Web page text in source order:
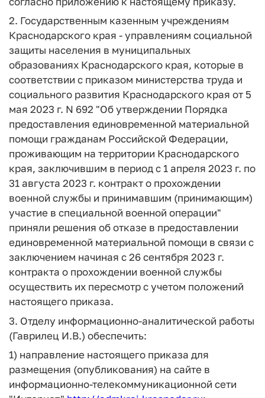
2. Государственным казенным учреждениям
Краснодарского края - управлениям социальной
защиты населения в муниципальных
образованиях Краснодарского края, которые в
соответствии с приказом министерства труда и
социального развития Краснодарского края от 5
мая 2023 г. N 692 "Об утверждении Порядка
предоставления единовременной материальной
помощи гражданам Российской Федерации,
проживающим на территории Краснодарского
края, заключившим в период с 1 апреля 2023 г. по
31 августа 2023 г. контракт о прохождении
военной службы и принимавшим (принимающим)
участие в специальной военной операции"
приняли решения об отказе в предоставлении
единовременной материальной помощи в связи с
заключением начиная с 26 сентября 2023 г.
контракта о прохождении военной службы
осуществить их пересмотр с учетом положений
настоящего приказа.
3. Отделу информационно-аналитической работы
(Гаврилец И.В.) обеспечить:
1) направление настоящего приказа для
размещения (опубликования) на сайте в
информационно-телекоммуникационной сети